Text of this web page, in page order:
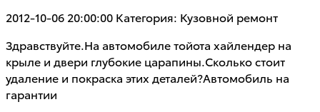
2012-10-06 20:00:00 Категория: Кузовной ремонт
Здравствуйте.На автомобиле тойота хайлендер на
крыле и двери глубокие царапины.Сколько стоит
удаление и покраска этих деталей?Автомобиль на
гарантии